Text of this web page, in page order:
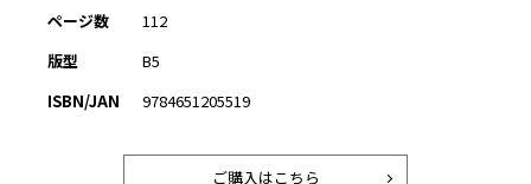
ページ数
112
版型
B5
ISBN/JAN
9784651205519
ご購入はこちら